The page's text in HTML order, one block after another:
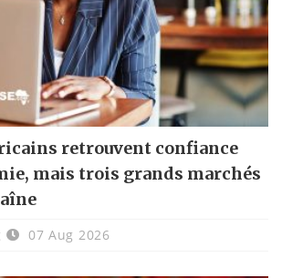
retrouvent confiance
mais trois grands marchés
07 Aug 2026